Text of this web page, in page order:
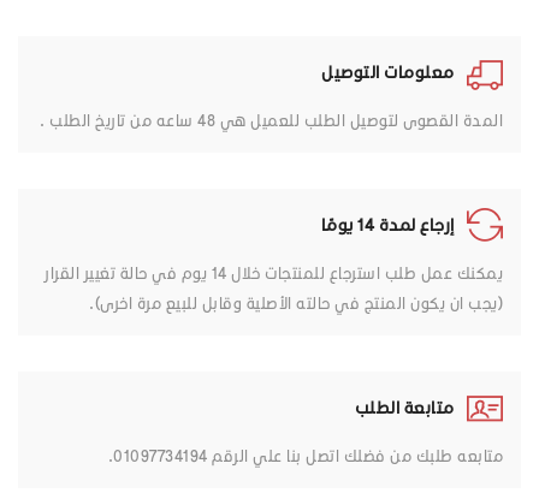
معلومات التوصيل
المدة القصوى لتوصيل الطلب للعميل هي 48 ساعه من تاريخ الطلب .
إرجاع لمدة 14 يومًا
يمكنك عمل طلب استرجاع للمنتجات خلال 14 يوم في حالة تغيير القرار
(يجب ان يكون المنتج في حالته الأصلية وقابل للبيع مرة اخرى).
متابعة الطلب
متابعه طلبك من فضلك اتصل بنا علي الرقم 01097734194.